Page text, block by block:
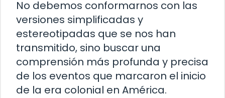
No debemos conformarnos con las
versiones simplificadas y
estereotipadas que se nos han
transmitido, sino buscar una
comprensión más profunda y precisa
de los eventos que marcaron el inicio
de la era colonial en América.